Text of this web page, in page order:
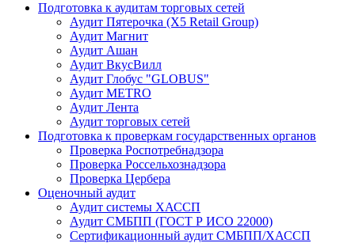
Подготовка к аудитам торговых сетей
Аудит Пятерочка (X5 Retail Group)
Аудит Магнит
Аудит Ашан
Аудит ВкусВилл
Аудит Глобус "GLOBUS"
Аудит METRO
Аудит Лента
Аудит торговых сетей
Подготовка к проверкам государственных органов
Проверка Роспотребнадзора
Проверка Россельхознадзора
Проверка Цербера
Оценочный аудит
Аудит системы ХАССП
Аудит СМБПП (ГОСТ Р ИСО 22000)
Сертификационный аудит СМБПП/ХАССП